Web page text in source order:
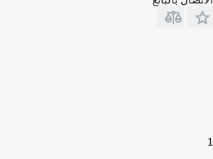
1